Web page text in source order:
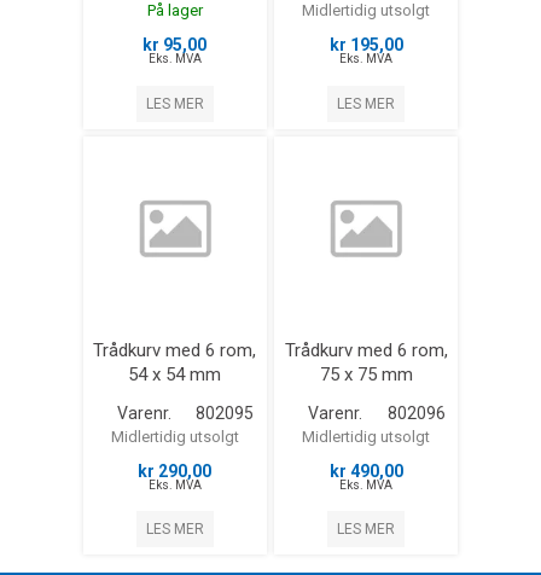
På lager
kr 95,00
Eks. MVA
LES MER
Midlertidig utsolgt
kr 195,00
Eks. MVA
LES MER
Trådkurv med 6 rom,
54 x 54 mm
Varenr. 802095
Midlertidig utsolgt
kr 290,00
Eks. MVA
LES MER
Trådkurv med 6 rom,
75 x 75 mm
Varenr. 802096
Midlertidig utsolgt
kr 490,00
Eks. MVA
LES MER